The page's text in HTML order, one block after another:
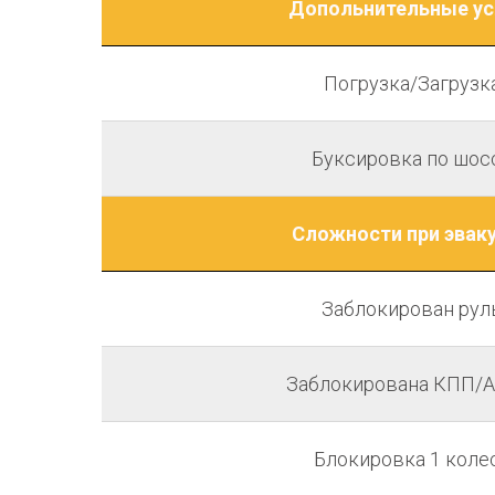
Допольнительные
Погрузка/
Буксировка по
Сложности при
Заблокирован
Заблокирована КПП/
Блокировка 1